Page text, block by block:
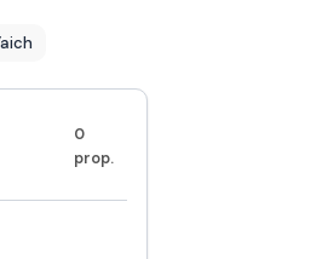
0
prop.